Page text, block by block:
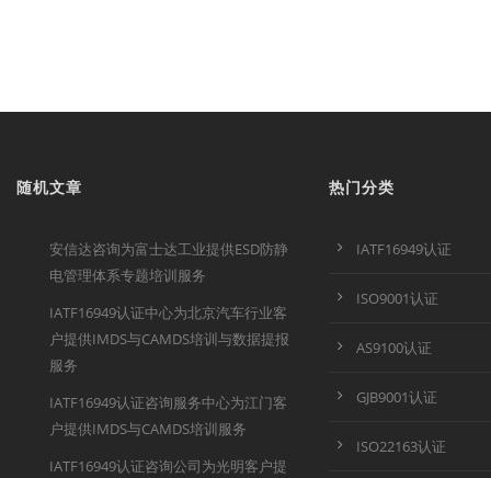
随机文章
安信达咨询为富士达工业提供ESD防静
电管理体系专题培训服务
IATF16949认证中心为北京汽车行业客
户提供IMDS与CAMDS培训与数据提报
服务
IATF16949认证咨询服务中心为江门客
户提供IMDS与CAMDS培训服务
IATF16949认证咨询公司为光明客户提
热门分类
IATF16949认证
ISO9001认证
AS9100认证
GJB9001认证
ISO22163认证